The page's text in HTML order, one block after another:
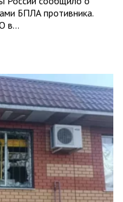
БПЛА противника.
в…